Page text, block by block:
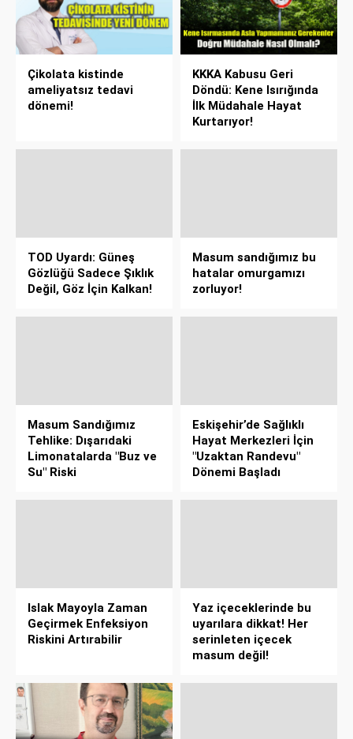
Çikolata kistinde
ameliyatsız tedavi
dönemi!
KKKA Kabusu Geri
Döndü: Kene Isırığında
İlk Müdahale Hayat
Kurtarıyor!
TOD Uyardı: Güneş
Gözlüğü Sadece Şıklık
Değil, Göz İçin Kalkan!
Masum sandığımız bu
hatalar omurgamızı
zorluyor!
Masum Sandığımız
Tehlike: Dışarıdaki
Limonatalarda "Buz ve
Su" Riski
Eskişehir’de Sağlıklı
Hayat Merkezleri İçin
"Uzaktan Randevu"
Dönemi Başladı
Islak Mayoyla Zaman
Geçirmek Enfeksiyon
Riskini Artırabilir
Yaz içeceklerinde bu
uyarılara dikkat! Her
serinleten içecek
masum değil!